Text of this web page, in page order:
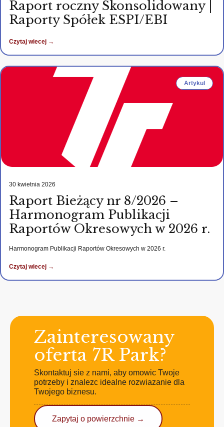
Raport roczny Skonsolidowany |
Raporty Spółek ESPI/EBI
Czytaj wiecej →
Artykul
30 kwietnia 2026
Raport Bieżący nr 8/2026 –
Harmonogram Publikacji
Raportów Okresowych w 2026 r.
Harmonogram Publikacji Raportów Okresowych w 2026 r.
Czytaj wiecej →
Zainteresowany
oferta 7R Park?
Skontaktuj sie z nami, aby omowic Twoje
potrzeby i znalezc idealne rozwiazanie dla
Twojego biznesu.
Zapytaj o powierzchnie →